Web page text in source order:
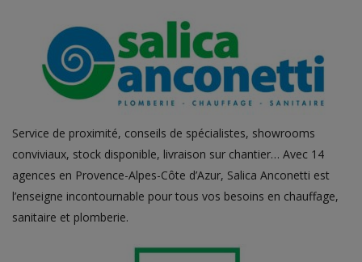
Service de proximité, conseils de spécialistes, showrooms
conviviaux, stock disponible, livraison sur chantier… Avec 14
agences en Provence-Alpes-Côte d’Azur, Salica Anconetti est
l’enseigne incontournable pour tous vos besoins en chauffage,
sanitaire et plomberie.